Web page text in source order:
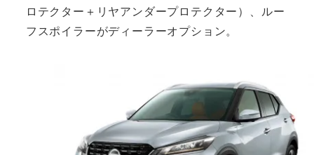
ロテクター＋リヤアンダープロテクター）、ルー
フスポイラーがディーラーオプション。